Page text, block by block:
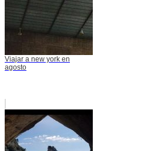
Viajar a new york en
agosto